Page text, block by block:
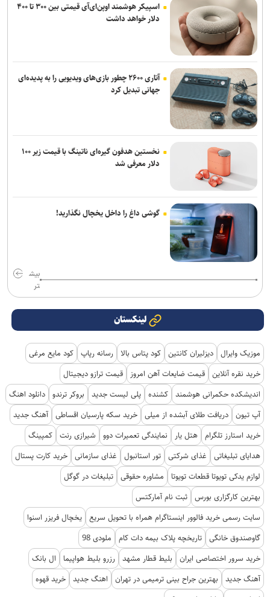
اسپیکر هوشمند اوپن‌ای‌آی قیمتی بین ۳۰۰ تا ۴۰۰
دلار خواهد داشت
آتاری ۲۶۰۰ چطور بازی‌های ویدیویی را به پدیده‌ای
جهانی تبدیل کرد
نخستین هدفون گیره‌ای ناتینگ با قیمت زیر ۱۰۰
دلار معرفی شد
گوشی داغ را داخل یخچال نگذارید!
بیش
تر
لینکستان
موزیک وایرال دیزلیران کانتین کود پتاس بالا رسانه رپاپ کود مایع مرغی
خرید نقره آنلاین قیمت ضایعات آهن امروز
قیمت ترازو دیجیتال
اندیشکده حکمرانی هوشمند کشنده پلی لیست جدید بروکر ترندو دانلود اهنگ
آپ تیون دریافت طلای آبشده از میلی خرید سکه پارسیان اقساطی آهنگ جدید
خرید استارز تلگرام هتل یار نمایندگی تعمیرات دوو شیرازی رنت کمپینگ
هدایای تبلیغاتی
غذای شرکتی تور استانبول غذای سازمانی خرید کارت پستال
لوازم یدکی تویوتا قطعات تویوتا
مشاوره حقوقی تبلیغات در گوگل
بهترین کارگزاری بورس ثبت نام آمارکتس
سایت رسمی خرید فالوور اینستاگرام همراه با تحویل سریع یخچال فریزر اسنوا
گاوصندوق خانگی تاریخچه پلاک بیمه دات کام
ملودی 98
خرید سرور اختصاصی ایران
بلیط قطار مشهد رزرو بلیط هواپیما
ال بانک
آهنگ جدید
بهترین جراح بینی ترمیمی در تهران اهنگ جدید خرید قهوه